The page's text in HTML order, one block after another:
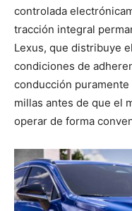
controlada
tracción integral
Lexus, que distribuye
condiciones de
conducción
millas antes de que el
operar de forma